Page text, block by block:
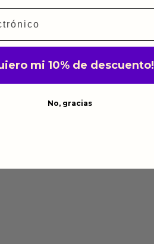
mi 10% de descuento!
No, gracias